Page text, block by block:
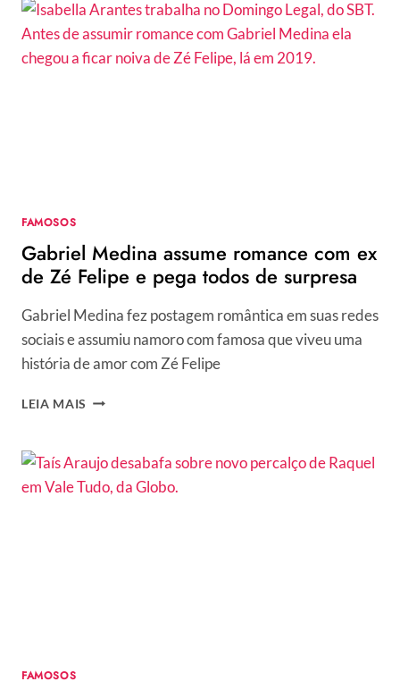
10
FAMOSAS
FAMOSOS
Gabriel Medina assume romance com ex
de Zé Felipe e pega todos de surpresa
Gabriel Medina fez postagem romântica em suas redes
sociais e assumiu namoro com famosa que viveu uma
história de amor com Zé Felipe
LEIA MAIS GABRIEL
ROMANCE
COM
EX
FAMOSOS